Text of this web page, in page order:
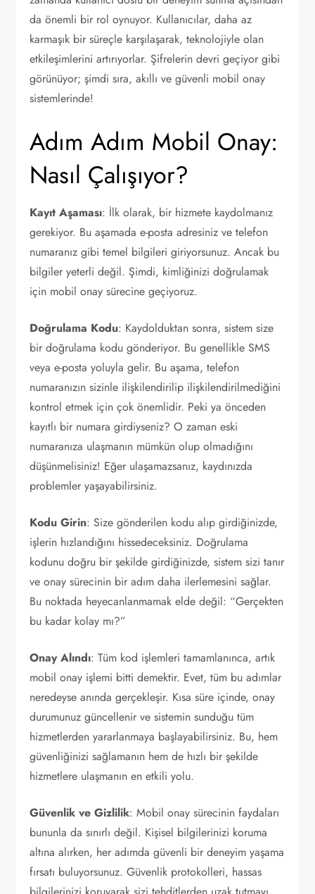
da önemli bir rol oynuyor. Kullanıcılar, daha az
karmaşık bir süreçle karşılaşarak, teknolojiyle olan
etkileşimlerini artırıyorlar. Şifrelerin devri geçiyor gibi
görünüyor; şimdi sıra, akıllı ve güvenli mobil onay
sistemlerinde!
Adım Adım Mobil Onay:
Nasıl Çalışıyor?
Kayıt Aşaması: İlk olarak, bir hizmete kaydolmanız
gerekiyor. Bu aşamada e-posta adresiniz ve telefon
numaranız gibi temel bilgileri giriyorsunuz. Ancak bu
bilgiler yeterli değil. Şimdi, kimliğinizi doğrulamak
için mobil onay sürecine geçiyoruz.
Doğrulama Kodu: Kaydolduktan sonra, sistem size
bir doğrulama kodu gönderiyor. Bu genellikle SMS
veya e-posta yoluyla gelir. Bu aşama, telefon
numaranızın sizinle ilişkilendirilip ilişkilendirilmediğini
kontrol etmek için çok önemlidir. Peki ya önceden
kayıtlı bir numara girdiyseniz? O zaman eski
numaranıza ulaşmanın mümkün olup olmadığını
düşünmelisiniz! Eğer ulaşamazsanız, kaydınızda
problemler yaşayabilirsiniz.
Kodu Girin: Size gönderilen kodu alıp girdiğinizde,
işlerin hızlandığını hissedeceksiniz. Doğrulama
kodunu doğru bir şekilde girdiğinizde, sistem sizi tanır
ve onay sürecinin bir adım daha ilerlemesini sağlar.
Bu noktada heyecanlanmamak elde değil: “Gerçekten
bu kadar kolay mı?”
Onay Alındı: Tüm kod işlemleri tamamlanınca, artık
mobil onay işlemi bitti demektir. Evet, tüm bu adımlar
neredeyse anında gerçekleşir. Kısa süre içinde, onay
durumunuz güncellenir ve sistemin sunduğu tüm
hizmetlerden yararlanmaya başlayabilirsiniz. Bu, hem
güvenliğinizi sağlamanın hem de hızlı bir şekilde
hizmetlere ulaşmanın en etkili yolu.
Güvenlik ve Gizlilik: Mobil onay sürecinin faydaları
bununla da sınırlı değil. Kişisel bilgilerinizi koruma
altına alırken, her adımda güvenli bir deneyim yaşama
fırsatı buluyorsunuz. Güvenlik protokolleri, hassas